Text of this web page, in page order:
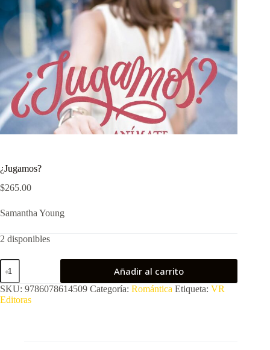
¿Jugamos?
$265.00
Samantha Young
2 disponibles
¿Jugamos?
cantidad
Añadir al carrito
SKU: 9786078614509 Categoría: Romántica Etiqueta: VR
Editoras